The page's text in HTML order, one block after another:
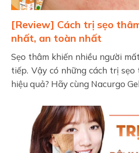
[Review] Cách trị sẹo
nhất, an toàn nhất
Sẹo thâm khiến nhiều người
tiếp. Vậy có những cách trị sẹo
hiệu quả? Hãy cùng Nacurgo